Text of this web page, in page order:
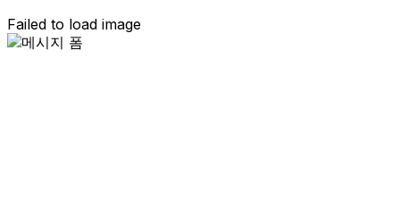
Failed to load image